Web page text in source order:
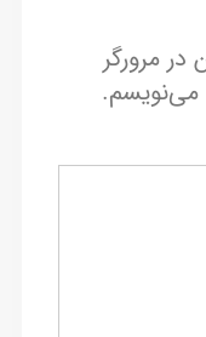
مرورگر
می‌نویسم.